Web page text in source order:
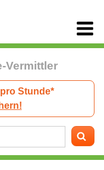
Vermittler
Stunde*